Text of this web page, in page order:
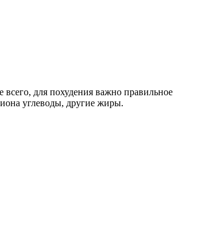
всего, для похудения важно правильное
углеводы, другие жиры.